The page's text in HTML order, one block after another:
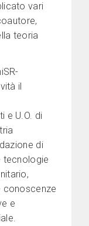
vari
teoria
il
e U.O. di
di
tecnologie
conoscenze
e